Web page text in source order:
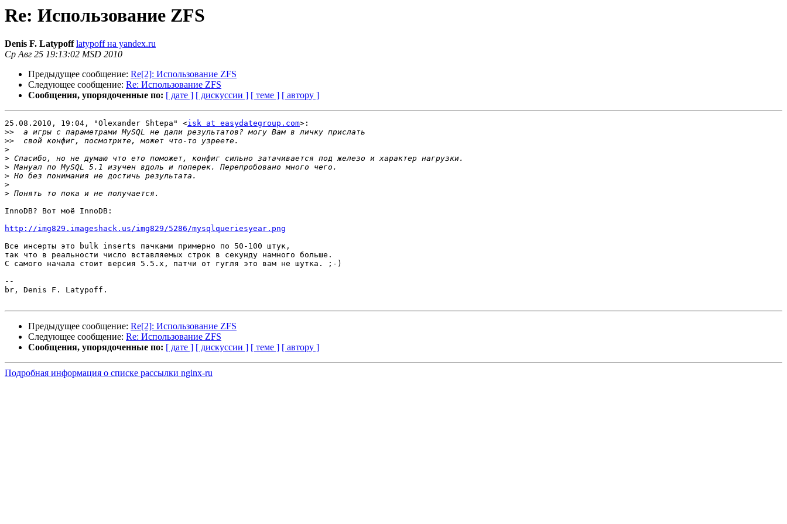
Re: Использование ZFS
Denis F. Latypoff latypoff на yandex.ru
Ср Авг 25 19:13:02 MSD 2010
Предыдущее сообщение: Re[2]: Использование ZFS
Следующее сообщение: Re: Использование ZFS
Сообщения, упорядоченные по: [ дате ] [ дискуссии ] [ теме ] [ автору ]
25.08.2010, 19:04, "Olexander Shtepa" <isk at easydategroup.com>:
>>
>>
>
>
>
>
>
>
InnoDB? Вот моё InnoDB:
http://img829.imageshack.us/img829/5286/mysqlqueriesyear.png
Все инсерты это bulk inserts пачками примерно по 50-100 штук,
так что в реальности число вставляемых строк в секунду намного больше.
С самого начала стоит версия 5.5.х, патчи от гугля это вам не шутка. ;-)
--
br, Denis F. Latypoff.
Предыдущее сообщение: Re[2]: Использование ZFS
Следующее сообщение: Re: Использование ZFS
Сообщения, упорядоченные по: [ дате ] [ дискуссии ] [ теме ] [ автору ]
Подробная информация о списке рассылки nginx-ru